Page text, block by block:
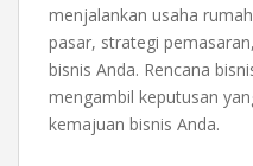
menjalankan usaha
pasar, strategi
bisnis Anda. Rencana
mengambil keputusan
kemajuan bisnis Anda.